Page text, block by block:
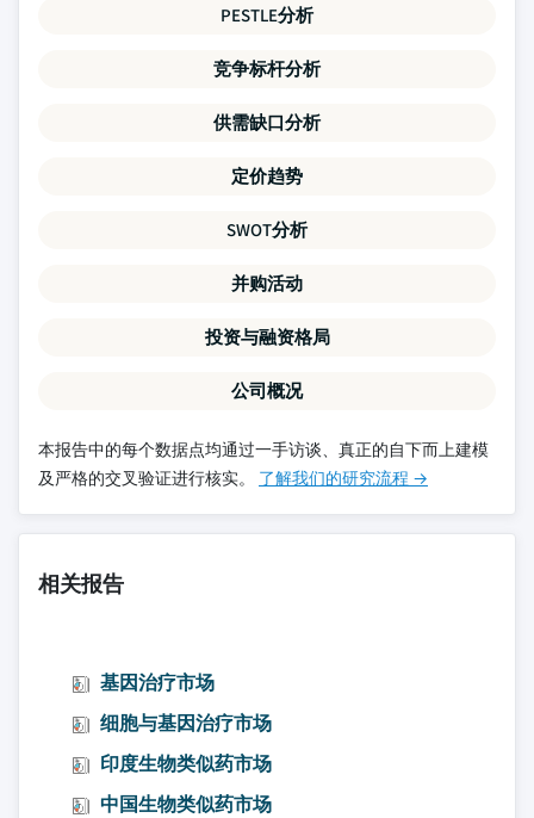
PESTLE分析
竞争标杆分析
供需缺口分析
定价趋势
SWOT分析
并购活动
投资与融资格局
公司概况
本报告中的每个数据点均通过一手访谈、真正的自下而上建模
及严格的交叉验证进行核实。 了解我们的研究流程 →
相关报告
基因治疗市场
细胞与基因治疗市场
印度生物类似药市场
中国生物类似药市场